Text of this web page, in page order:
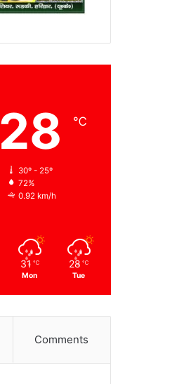
28 ℃
30º - 25º
72%
0.92 km/h
31 ℃
Mon
28 ℃
Tue
Comments